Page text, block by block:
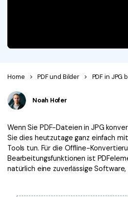
Weitere Online-Tools
Professionelle Anwender
PDF schützen
PDF Stapelbearbeiten
PDF OCR
Kundengeschichten
PDF-Software-Vergleich
G2 Awards
Bessere Nutzung
Technische Daten
Kontakt zum Support
Home > PDF und Bilder > PDF in
Noah Hofer
Wenn Sie PDF-Dateien in JPG
Sie dies heutzutage ganz einfach
Tools tun. Für die Offline-
Bearbeitungsfunktionen ist
natürlich eine zuverlässige